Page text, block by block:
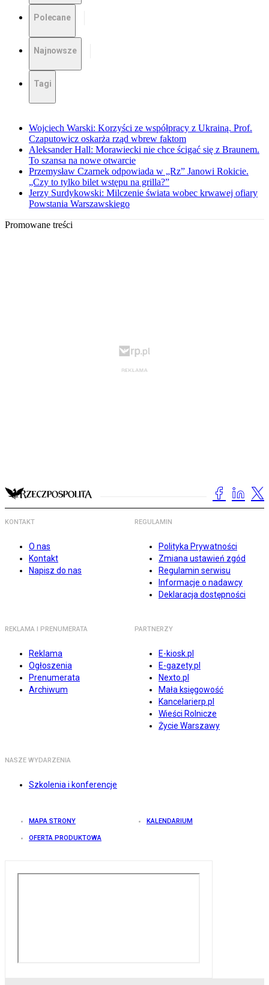
Polecane
Najnowsze
Tagi
Wojciech Warski: Korzyści ze współpracy z Ukrainą. Prof.
Czaputowicz oskarża rząd wbrew faktom
Aleksander Hall: Morawiecki nie chce ścigać się z Braunem.
To szansa na nowe otwarcie
Przemysław Czarnek odpowiada w „Rz” Janowi Rokicie.
„Czy to tylko bilet wstępu na grilla?”
Jerzy Surdykowski: Milczenie świata wobec krwawej ofiary
Powstania Warszawskiego
Promowane treści
KONTAKT
O nas
Kontakt
Napisz do nas
REGULAMIN
Polityka Prywatności
Zmiana ustawień zgód
Regulamin serwisu
Informacje o nadawcy
Deklaracja dostępności
REKLAMA I PRENUMERATA
Reklama
Ogłoszenia
Prenumerata
Archiwum
PARTNERZY
E-kiosk.pl
E-gazety.pl
Nexto.pl
Mała księgowość
Kancelarierp.pl
Wieści Rolnicze
Życie Warszawy
NASZE WYDARZENIA
Szkolenia i konferencje
MAPA STRONY KALENDARIUM
OFERTA PRODUKTOWA